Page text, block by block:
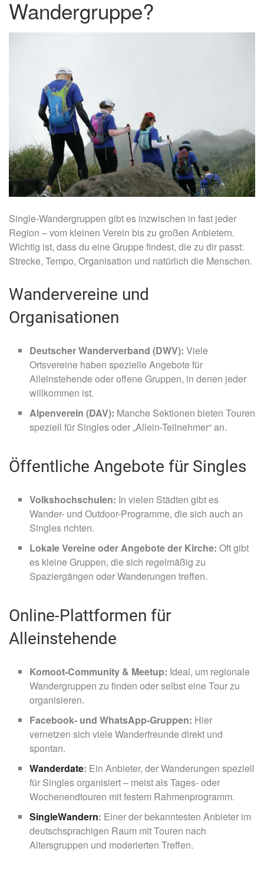
Wandergruppe?
Single-Wandergruppen gibt es inzwischen in fast jeder
Region – vom kleinen Verein bis zu großen Anbietern.
Wichtig ist, dass du eine Gruppe findest, die zu dir passt:
Strecke, Tempo, Organisation und natürlich die Menschen.
Wandervereine und
Organisationen
Deutscher Wanderverband (DWV): Viele
Ortsvereine haben spezielle Angebote für
Alleinstehende oder offene Gruppen, in denen jeder
willkommen ist.
Alpenverein (DAV): Manche Sektionen bieten Touren
speziell für Singles oder „Allein-Teilnehmer“ an.
Öffentliche Angebote für Singles
Volkshochschulen: In vielen Städten gibt es
Wander- und Outdoor-Programme, die sich auch an
Singles richten.
Lokale Vereine oder Angebote der Kirche: Oft gibt
es kleine Gruppen, die sich regelmäßig zu
Spaziergängen oder Wanderungen treffen.
Online-Plattformen für
Alleinstehende
Komoot-Community & Meetup: Ideal, um regionale
Wandergruppen zu finden oder selbst eine Tour zu
organisieren.
Facebook- und WhatsApp-Gruppen: Hier
vernetzen sich viele Wanderfreunde direkt und
spontan.
Wanderdate: Ein Anbieter, der Wanderungen speziell
für Singles organisiert – meist als Tages- oder
Wochenendtouren mit festem Rahmenprogramm.
SingleWandern: Einer der bekanntesten Anbieter im
deutschsprachigen Raum mit Touren nach
Altersgruppen und moderierten Treffen.